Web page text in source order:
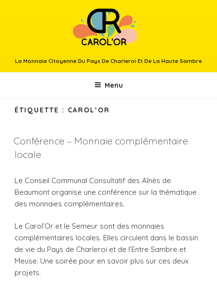
La Monnaie Citoyenne Du Pays De Charleroi Et De La Haute Sambre
Menu
ÉTIQUETTE : CAROL’OR
Conférence – Monnaie complémentaire
locale
Le Conseil Communal Consultatif des Aînés de
Beaumont organise une conférence sur la thématique
des monnaies complémentaires.
Le Carol’Or et le Semeur sont des monnaies
complémentaires locales. Elles circulent dans le bassin
de vie du Pays de Charleroi et de l’Entre Sambre et
Meuse. Une soirée pour en savoir plus sur ces deux
projets.